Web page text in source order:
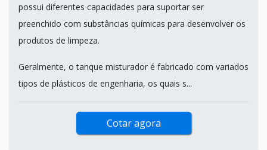
possui diferentes capacidades para suportar ser
preenchido com substâncias químicas para desenvolver os
produtos de limpeza.
Geralmente, o tanque misturador é fabricado com variados
tipos de plásticos de engenharia, os quais s...
Cotar agora